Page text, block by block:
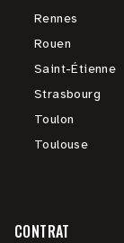
Rennes
Rouen
Saint-Étienne
Strasbourg
Toulon
Toulouse
CONTRAT